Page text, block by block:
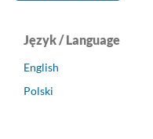
Język / Language
English
Polski